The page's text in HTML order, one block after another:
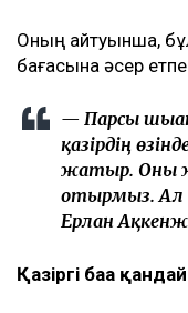
Оның айтуынша,
бағасына әсер
— Парсы
қазірдің
жатыр. Оны
отырмыз. Ал
Ерлан
Қазіргі баға қандай